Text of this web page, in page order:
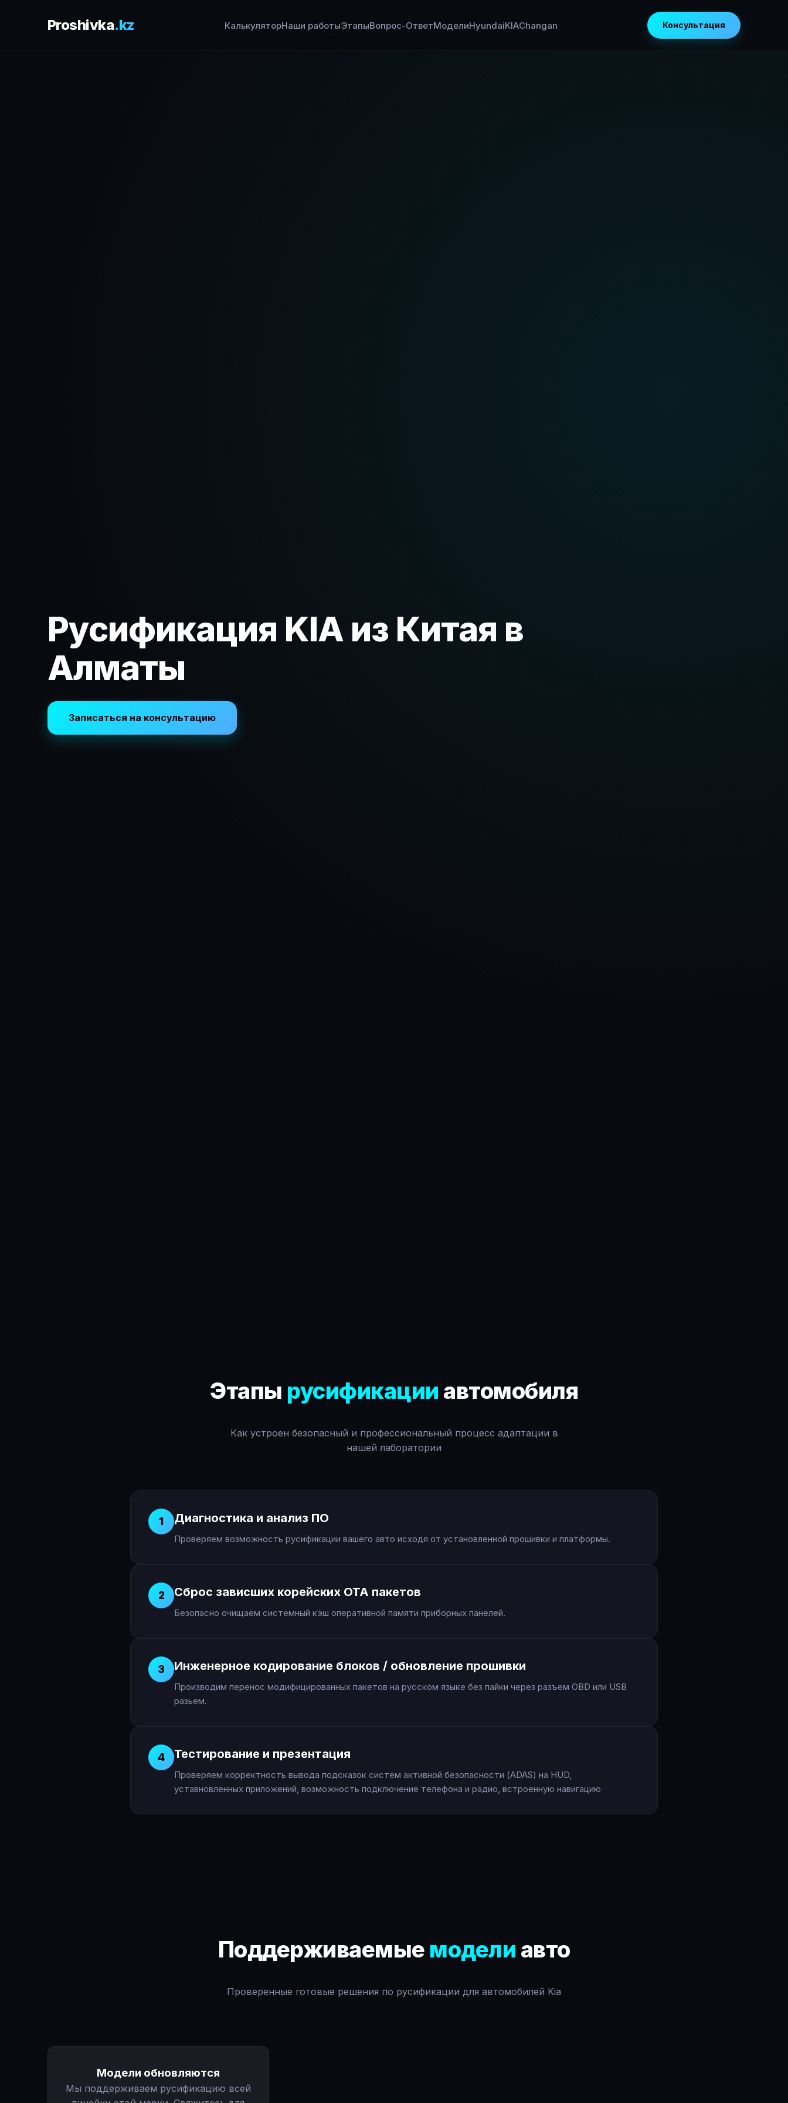
Proshivka.kz КалькуляторНаши работыЭтапыВопрос-ОтветМоделиHyundaiKIAChangan Консультация
Русификация KIA из Китая в
Алматы
Записаться на консультацию
Этапы русификации автомобиля
Как устроен безопасный и профессиональный процесс адаптации в
нашей лаборатории
1 Диагностика и анализ ПО
Проверяем возможность русификации вашего авто исходя от установленной прошивки и платформы.
2 Сброс зависших корейских OTA пакетов
Безопасно очищаем системный кэш оперативной памяти приборных панелей.
3 Инженерное кодирование блоков / обновление прошивки
Производим перенос модифицированных пакетов на русском языке без пайки через разъем OBD или USB
разьем.
4 Тестирование и презентация
Проверяем корректность вывода подсказок систем активной безопасности (ADAS) на HUD,
уставновленных приложений, возможность подключение телефона и радио, встроенную навигацию
Поддерживаемые модели авто
Проверенные готовые решения по русификации для автомобилей Kia
Модели обновляются
Мы поддерживаем русификацию всей